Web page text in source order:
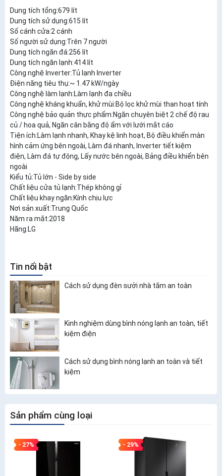
Dung tích tổng:679 lít
Dung tích sử dụng:615 lít
Số cánh cửa:2 cánh
Số người sử dụng:Trên 7 người
Dung tích ngăn đá:256 lít
Dung tích ngăn lạnh:414 lít
Công nghệ Inverter:Tủ lạnh Inverter
Điện năng tiêu thụ:~ 1.47 kW/ngày
Công nghệ làm lạnh:Làm lạnh đa chiều
Công nghệ kháng khuẩn, khử mùi:Bộ lọc khử mùi than hoạt tính
Công nghệ bảo quản thực phẩm:Ngăn chuyên biệt 2 chế độ rau
củ / hoa quả, Ngăn cân bằng độ ẩm với lưới mắt cáo
Tiện ích:Làm lạnh nhanh, Khay kệ linh hoạt, Bộ điều khiển màn
hình cảm ứng bên ngoài, Làm đá nhanh, Inverter tiết kiệm
điện, Làm đá tự động, Lấy nước bên ngoài, Bảng điều khiển bên
ngoài
Kiểu tủ:Tủ lớn - Side by side
Chất liệu cửa tủ lạnh:Thép không gỉ
Chất liệu khay ngăn:Kính chịu lực
Nơi sản xuất:Trung Quốc
Năm ra mắt:2018
Hãng:LG
Tin nổi bật
Cách sử dụng đèn sưởi nhà tắm an toàn
Kinh nghiệm dùng bình nóng lạnh an toàn, tiết
kiệm điện
Cách sử dụng bình nóng lạnh an toàn và tiết
kiệm
Sản phẩm cùng loại
- 27% - 29%